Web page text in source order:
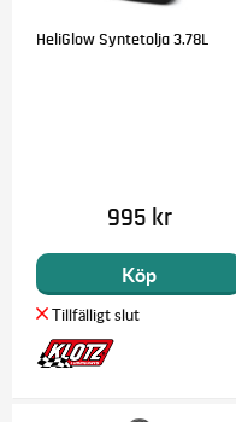
HeliGlow Syntetolja 3.78L
995 kr
Köp